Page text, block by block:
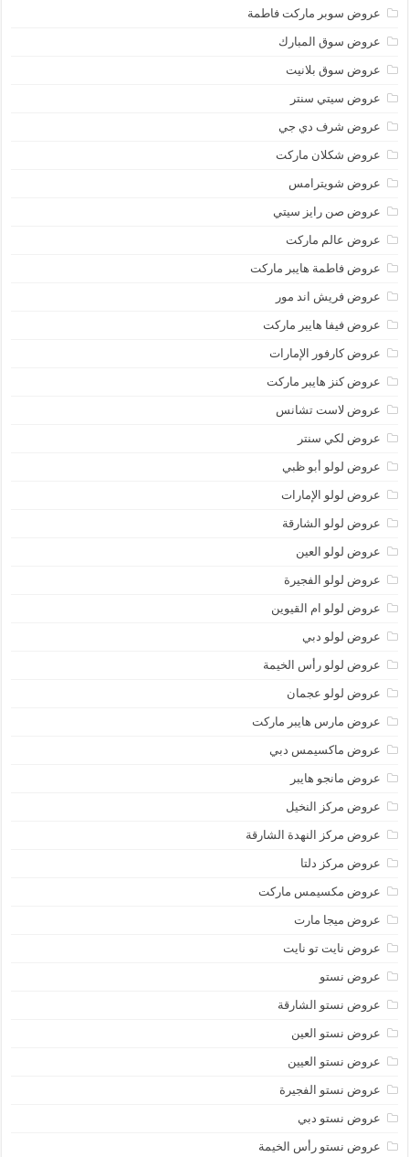
عروض سوبر ماركت فاطمة
عروض سوق المبارك
عروض سوق بلانيت
عروض سيتي سنتر
عروض شرف دي جي
عروض شكلان ماركت
عروض شويترامس
عروض صن رايز سيتي
عروض عالم ماركت
عروض فاطمة هايبر ماركت
عروض فريش اند مور
عروض فيفا هايبر ماركت
عروض كارفور الإمارات
عروض كنز هايبر ماركت
عروض لاست تشانس
عروض لكي سنتر
عروض لولو أبو ظبي
عروض لولو الإمارات
عروض لولو الشارقة
عروض لولو العين
عروض لولو الفجيرة
عروض لولو ام القيوين
عروض لولو دبي
عروض لولو رأس الخيمة
عروض لولو عجمان
عروض مارس هايبر ماركت
عروض ماكسيمس دبي
عروض مانجو هايبر
عروض مركز النخيل
عروض مركز النهدة الشارقة
عروض مركز دلتا
عروض مكسيمس ماركت
عروض ميجا مارت
عروض نايت تو نايت
عروض نستو
عروض نستو الشارقة
عروض نستو العين
عروض نستو العيين
عروض نستو الفجيرة
عروض نستو دبي
عروض نستو رأس الخيمة